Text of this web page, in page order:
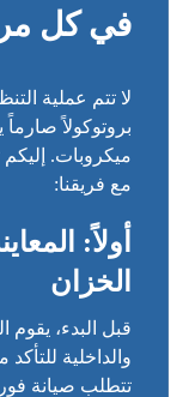
في كل
لا تتم عملية
بروتوكولاً
ميكروبات. إليكم
مع فريقنا:
أولاً:
الخزان
قبل البدء، يقوم
والداخلية
تتطلب صيانة